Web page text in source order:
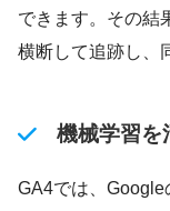
できます。その結
横断して追跡し、
機械学習を
GA4では、